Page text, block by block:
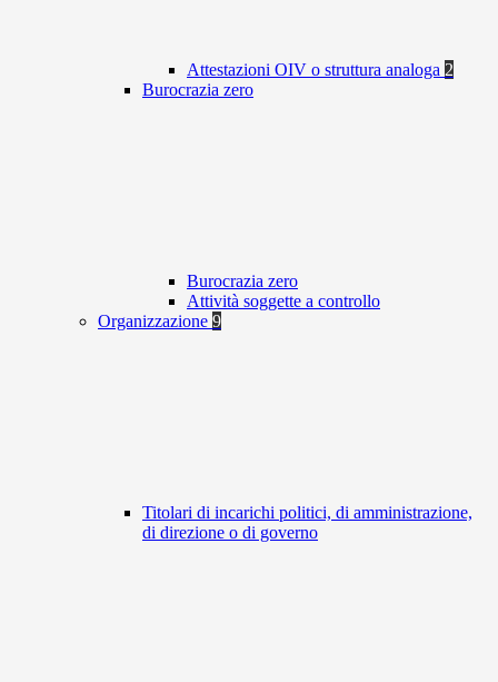
Attestazioni OIV o struttura analoga 2
Burocrazia zero
Burocrazia zero
Attività soggette a controllo
Organizzazione 9
Titolari di incarichi politici, di amministrazione,
di direzione o di governo